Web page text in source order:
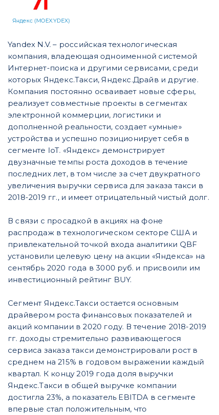
Яндекс (MOEX:YDEX)
Yandex N.V. – российская технологическая
компания, владеющая одноименной системой
Интернет-поиска и другими сервисами, среди
которых Яндекс.Такси, Яндекс.Драйв и другие.
Компания постоянно осваивает новые сферы,
реализует совместные проекты в сегментах
электронной коммерции, логистики и
дополненной реальности, создает «умные»
устройства и успешно позиционирует себя в
сегменте IoT. «Яндекс» демонстрирует
двузначные темпы роста доходов в течение
последних лет, в том числе за счет двукратного
увеличения выручки сервиса для заказа такси в
2018-2019 гг., и имеет отрицательный чистый долг.
В связи с просадкой в акциях на фоне
распродаж в технологическом секторе США и
привлекательной точкой входа аналитики QBF
установили целевую цену на акции «Яндекса» на
сентябрь 2020 года в 3000 руб. и присвоили им
инвестиционный рейтинг BUY.
Сегмент Яндекс.Такси остается основным
драйвером роста финансовых показателей и
акций компании в 2020 году. В течение 2018-2019
гг. доходы стремительно развивающегося
сервиса заказа такси демонстрировали рост в
среднем на 215% в годовом выражении каждый
квартал. К концу 2019 года доля выручки
Яндекс.Такси в общей выручке компании
достигла 23%, а показатель EBITDA в сегменте
впервые стал положительным, что